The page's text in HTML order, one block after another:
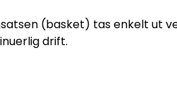
(basket) tas enkelt ut
drift.